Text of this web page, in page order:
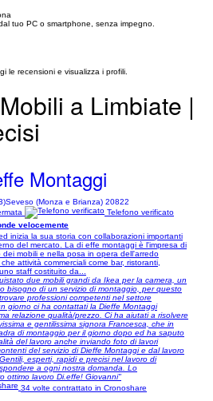
tuo PC o smartphone, senza impegno.
le recensioni e visualizza i profili.
a Limbiate |
Montaggi
Seveso (Monza e Brianza) 20822
Telefono verificato
velocemente
inizia la sua storia con collaborazioni importanti
del mercato. La di effe montaggi è l'impresa di
mobili e nella posa in opera dell'arredo
attività commerciali come bar, ristoranti,
staff costituito da...
due mobili grandi da Ikea per la camera, un
bisogno di un servizio di montaggio, per questo
professioni competenti nel settore
giorno ci ha contattati la Dieffe Montaggi
relazione qualità/prezzo. Ci ha aiutati a risolvere
e gentilissima signora Francesca, che in
di montaggio per il giorno dopo ed ha saputo
del lavoro anche inviando foto di lavori
del servizio di Dieffe Montaggi e dal lavoro
esperti, rapidi e precisi nel lavoro di
a ogni nostra domanda. Lo
ottimo lavoro Di.effe! Giovanni"
34 volte contrattato in Cronoshare